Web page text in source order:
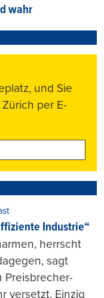
wahr
und Sie
per E-
Industrie“
herrscht
sagt
Preisbrecher-
versetzt. Einzig